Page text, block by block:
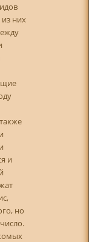
них
и
но